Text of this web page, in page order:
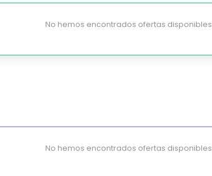
No hemos encontrados ofertas disponibles
No hemos encontrados ofertas disponibles